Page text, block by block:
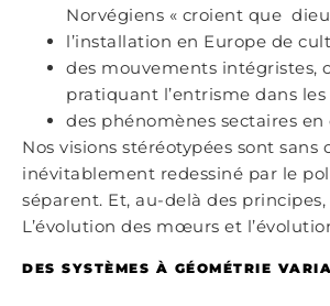
Norvégiens « croient que
l’installation en Europe de
des mouvements intégristes,
pratiquant l’entrisme dans
des phénomènes sectaires
Nos visions stéréotypées sont
inévitablement redessiné par le
séparent. Et, au-delà des
L’évolution des mœurs et
DES SYSTÈMES À GÉOMÉTRIE